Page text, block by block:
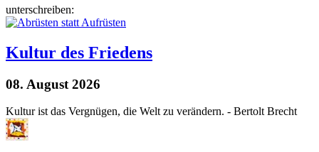
unterschreiben:
Kultur des Friedens
08. August 2026
Kultur ist das Vergnügen, die Welt zu verändern. - Bertolt Brecht